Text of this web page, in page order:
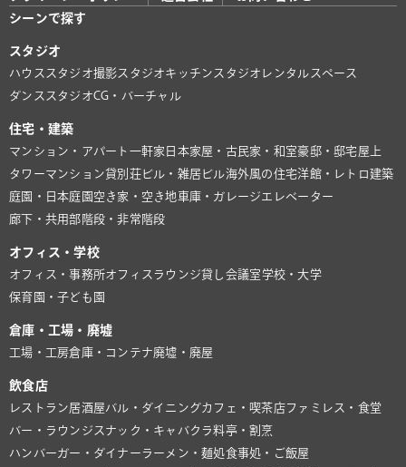
シーンで探す
スタジオ
ハウススタジオ撮影スタジオキッチンスタジオ レンタルスペース
ダンススタジオCG・バーチャル
住宅・建築
マンション・アパート 一軒家 日本家屋・古民家・和室豪邸・邸宅屋上
タワーマンション貸別荘ビル・雑居ビル海外風の住宅洋館・レトロ建築
庭園・日本庭園 空き家・空き地 車庫・ガレージ エレベーター
廊下・共用部 階段・非常階段
オフィス・学校
オフィス・事務所オフィスラウンジ貸し会議室学校・大学
保育園・子ども園
倉庫・工場・廃墟
工場・工房倉庫・コンテナ廃墟・廃屋
飲食店
レストラン居酒屋バル・ダイニングカフェ・喫茶店ファミレス・食堂
バー・ラウンジ スナック・キャバクラ料亭・割烹
ハンバーガー・ダイナーラーメン・麺処食事処・ご飯屋